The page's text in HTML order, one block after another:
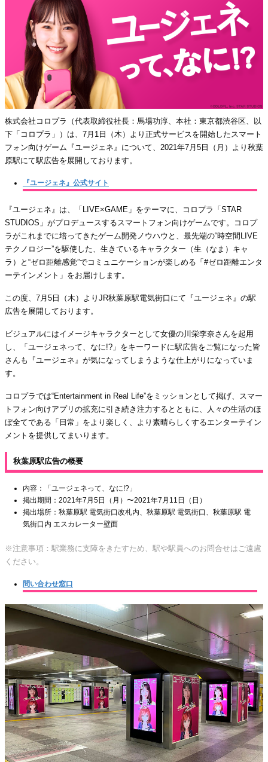
株式会社コロプラ（代表取締役社長：馬場功淳、本社：東京都渋谷区、以
下「コロプラ」）は、7月1日（木）より正式サービスを開始したスマート
フォン向けゲーム『ユージェネ』について、2021年7月5日（月）より秋葉
原駅にて駅広告を展開しております。
『ユージェネ』公式サイト
『ユージェネ』は、「LIVE×GAME」をテーマに、コロプラ「STAR
STUDIOS」がプロデュースするスマートフォン向けゲームです。コロプ
ラがこれまでに培ってきたゲーム開発ノウハウと、最先端の“時空間LIVE
テクノロジー”を駆使した、生きているキャラクター（生（なま）キャ
ラ）と“ゼロ距離感覚”でコミュニケーションが楽しめる「#ゼロ距離エンタ
ーテインメント」をお届けします。
この度、7月5日（木）よりJR秋葉原駅電気街口にて『ユージェネ』の駅
広告を展開しております。
ビジュアルにはイメージキャラクターとして女優の川栄李奈さんを起用
し、「ユージェネって、なに!?」をキーワードに駅広告をご覧になった皆
さんも『ユージェネ』が気になってしまうような仕上がりになっていま
す。
コロプラでは“Entertainment in Real Life”をミッションとして掲げ、スマー
トフォン向けアプリの拡充に引き続き注力するとともに、人々の生活のほ
ぼ全てである「日常」をより楽しく、より素晴らしくするエンターテイン
メントを提供してまいります。
秋葉原駅広告の概要
内容：「ユージェネって、なに!?」
掲出期間：2021年7月5日（月）〜2021年7月11日（日）
掲出場所：秋葉原駅 電気街口改札内、秋葉原駅 電気街口、秋葉原駅 電
気街口内 エスカレーター壁面
※注意事項：駅業務に支障をきたすため、駅や駅員へのお問合せはご遠慮
ください。
問い合わせ窓口